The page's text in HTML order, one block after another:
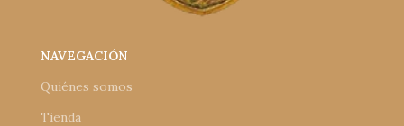
NAVEGACIÓN
Quiénes somos
Tienda